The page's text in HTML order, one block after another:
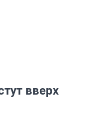
вверх